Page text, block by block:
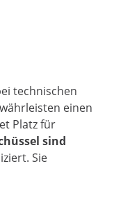
technischen
einen
Platz für
sind
Sie